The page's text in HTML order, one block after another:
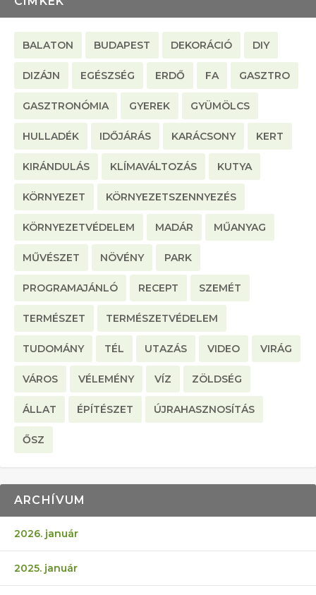
BALATON BUDAPEST DEKORÁCIÓ DIY
DIZÁJN EGÉSZSÉG ERDŐ FA GASZTRO
GASZTRONÓMIA GYEREK GYÜMÖLCS
HULLADÉK IDŐJÁRÁS KARÁCSONY KERT
KIRÁNDULÁS KLÍMAVÁLTOZÁS KUTYA
KÖRNYEZET KÖRNYEZETSZENNYEZÉS
KÖRNYEZETVÉDELEM MADÁR MŰANYAG
MŰVÉSZET NÖVÉNY PARK
PROGRAMAJÁNLÓ RECEPT SZEMÉT
TERMÉSZET TERMÉSZETVÉDELEM
TUDOMÁNY TÉL UTAZÁS VIDEO VIRÁG
VÁROS VÉLEMÉNY VÍZ ZÖLDSÉG
ÁLLAT ÉPÍTÉSZET ÚJRAHASZNOSÍTÁS
ŐSZ
ARCHÍVUM
2026. január
2025. január